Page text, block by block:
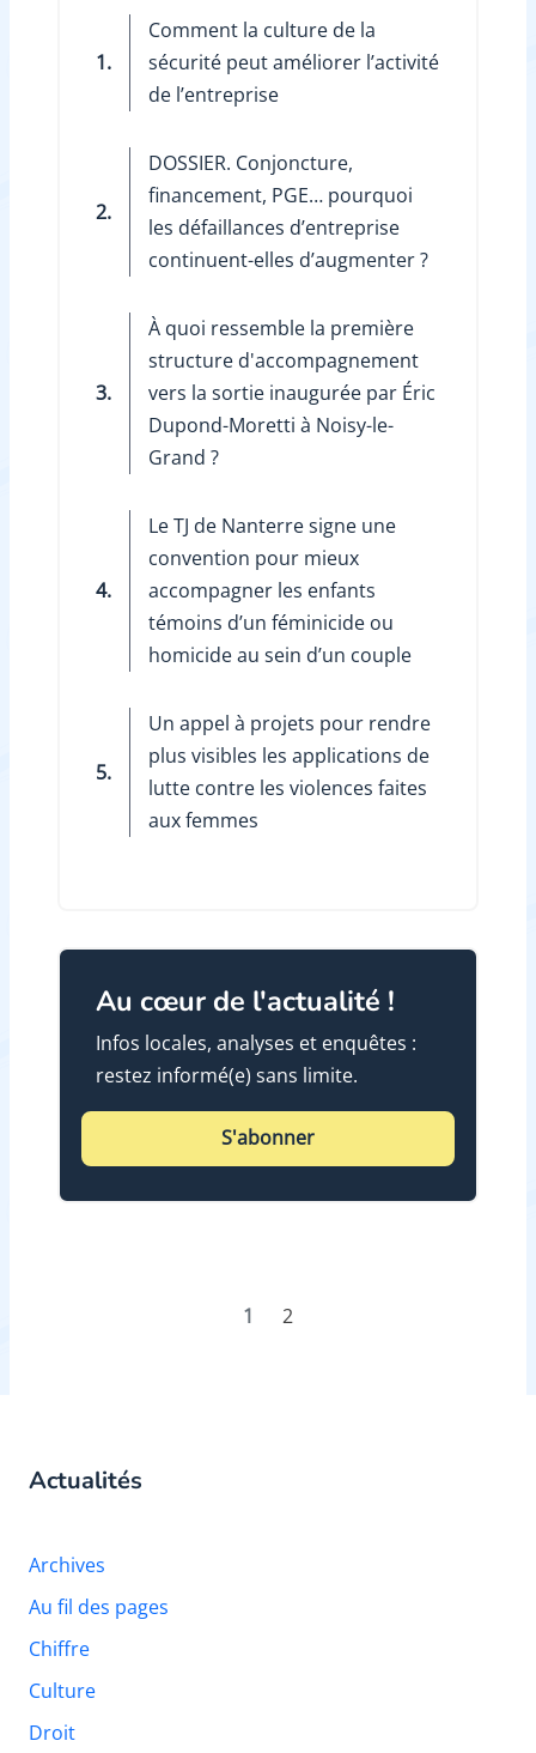
1.
Comment la culture de la
sécurité peut améliorer l’activité
de l’entreprise
2.
DOSSIER. Conjoncture,
financement, PGE… pourquoi
les défaillances d’entreprise
continuent-elles d’augmenter ?
3.
À quoi ressemble la première
structure d'accompagnement
vers la sortie inaugurée par Éric
Dupond-Moretti à Noisy-le-
Grand ?
4.
Le TJ de Nanterre signe une
convention pour mieux
accompagner les enfants
témoins d’un féminicide ou
homicide au sein d’un couple
5.
Un appel à projets pour rendre
plus visibles les applications de
lutte contre les violences faites
aux femmes
Au cœur de l'actualité !
Infos locales, analyses et enquêtes :
restez informé(e) sans limite.
S'abonner
1 2
Actualités
Archives
Au fil des pages
Chiffre
Culture
Droit